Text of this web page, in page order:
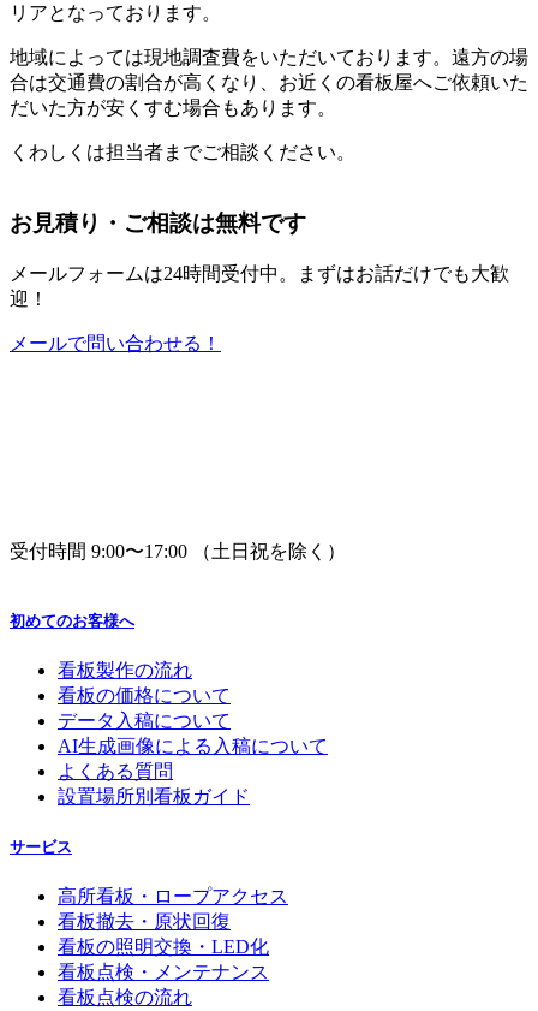
リアとなっております。
地域によっては現地調査費をいただいております。遠方の場
合は交通費の割合が高くなり、お近くの看板屋へご依頼いた
だいた方が安くすむ場合もあります。
くわしくは担当者までご相談ください。
お見積り・ご相談は無料です
メールフォームは24時間受付中。
まずはお話だけでも大歓
迎！
メールで問い合わせる！
受付時間 9:00〜17:00 （土日祝を除く）
初めてのお客様へ
看板製作の流れ
看板の価格について
データ入稿について
AI生成画像による入稿について
よくある質問
設置場所別看板ガイド
サービス
高所看板・ロープアクセス
看板撤去・原状回復
看板の照明交換・LED化
看板点検・メンテナンス
看板点検の流れ